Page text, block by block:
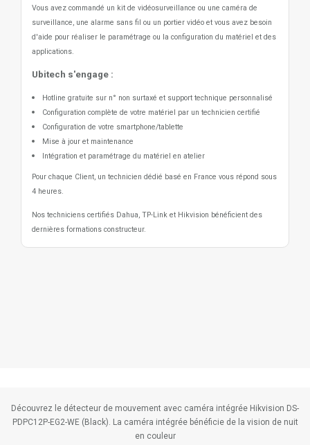
Vous avez commandé un kit de vidéosurveillance ou une caméra de
surveillance, une alarme sans fil ou un portier vidéo et vous avez besoin
d'aide pour réaliser le paramétrage ou la configuration du matériel et des
applications.
Ubitech s'engage :
Hotline gratuite sur n° non surtaxé et support technique personnalisé
Configuration complète de votre matériel par un technicien certifié
Configuration de votre smartphone/tablette
Mise à jour et maintenance
Intégration et paramétrage du matériel en atelier
Pour chaque Client, un technicien dédié basé en France vous répond sous
4 heures.
Nos techniciens certifiés Dahua, TP-Link et Hikvision bénéficient des
dernières formations constructeur.
Découvrez le détecteur de mouvement avec caméra intégrée Hikvision DS-
PDPC12P-EG2-WE (Black). La caméra intégrée bénéficie de la vision de nuit
en couleur